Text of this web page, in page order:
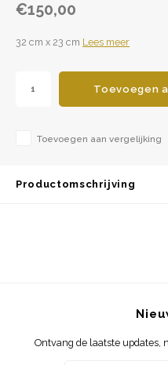
€150,00
32 cm x 23 cm Lees meer
Toevoegen
Toevoegen aan vergelijking
Productomschrijving
Ontvang de laatste updates,